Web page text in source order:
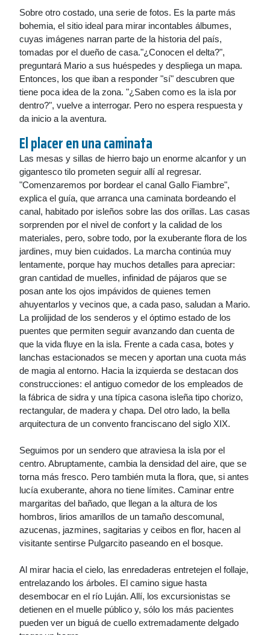
Sobre otro costado, una serie de fotos. Es la parte más
bohemia, el sitio ideal para mirar incontables álbumes,
cuyas imágenes narran parte de la historia del país,
tomadas por el dueño de casa."¿Conocen el delta?",
preguntará Mario a sus huéspedes y despliega un mapa.
Entonces, los que iban a responder "sí" descubren que
tiene poca idea de la zona. "¿Saben como es la isla por
dentro?", vuelve a interrogar. Pero no espera respuesta y
da inicio a la aventura.
El placer en una caminata
Las mesas y sillas de hierro bajo un enorme alcanfor y un
gigantesco tilo prometen seguir allí al regresar.
"Comenzaremos por bordear el canal Gallo Fiambre",
explica el guía, que arranca una caminata bordeando el
canal, habitado por isleños sobre las dos orillas. Las casas
sorprenden por el nivel de confort y la calidad de los
materiales, pero, sobre todo, por la exuberante flora de los
jardines, muy bien cuidados. La marcha continúa muy
lentamente, porque hay muchos detalles para apreciar:
gran cantidad de muelles, infinidad de pájaros que se
posan ante los ojos impávidos de quienes temen
ahuyentarlos y vecinos que, a cada paso, saludan a Mario.
La prolijidad de los senderos y el óptimo estado de los
puentes que permiten seguir avanzando dan cuenta de
que la vida fluye en la isla. Frente a cada casa, botes y
lanchas estacionados se mecen y aportan una cuota más
de magia al entorno. Hacia la izquierda se destacan dos
construcciones: el antiguo comedor de los empleados de
la fábrica de sidra y una típica casona isleña tipo chorizo,
rectangular, de madera y chapa. Del otro lado, la bella
arquitectura de un convento franciscano del siglo XIX.
Seguimos por un sendero que atraviesa la isla por el
centro. Abruptamente, cambia la densidad del aire, que se
torna más fresco. Pero también muta la flora, que, si antes
lucía exuberante, ahora no tiene límites. Caminar entre
margaritas del bañado, que llegan a la altura de los
hombros, lirios amarillos de un tamaño descomunal,
azucenas, jazmines, sagitarias y ceibos en flor, hacen al
visitante sentirse Pulgarcito paseando en el bosque.
Al mirar hacia el cielo, las enredaderas entretejen el follaje,
entrelazando los árboles. El camino sigue hasta
desembocar en el río Luján. Allí, los excursionistas se
detienen en el muelle público y, sólo los más pacientes
pueden ver un biguá de cuello extremadamente delgado